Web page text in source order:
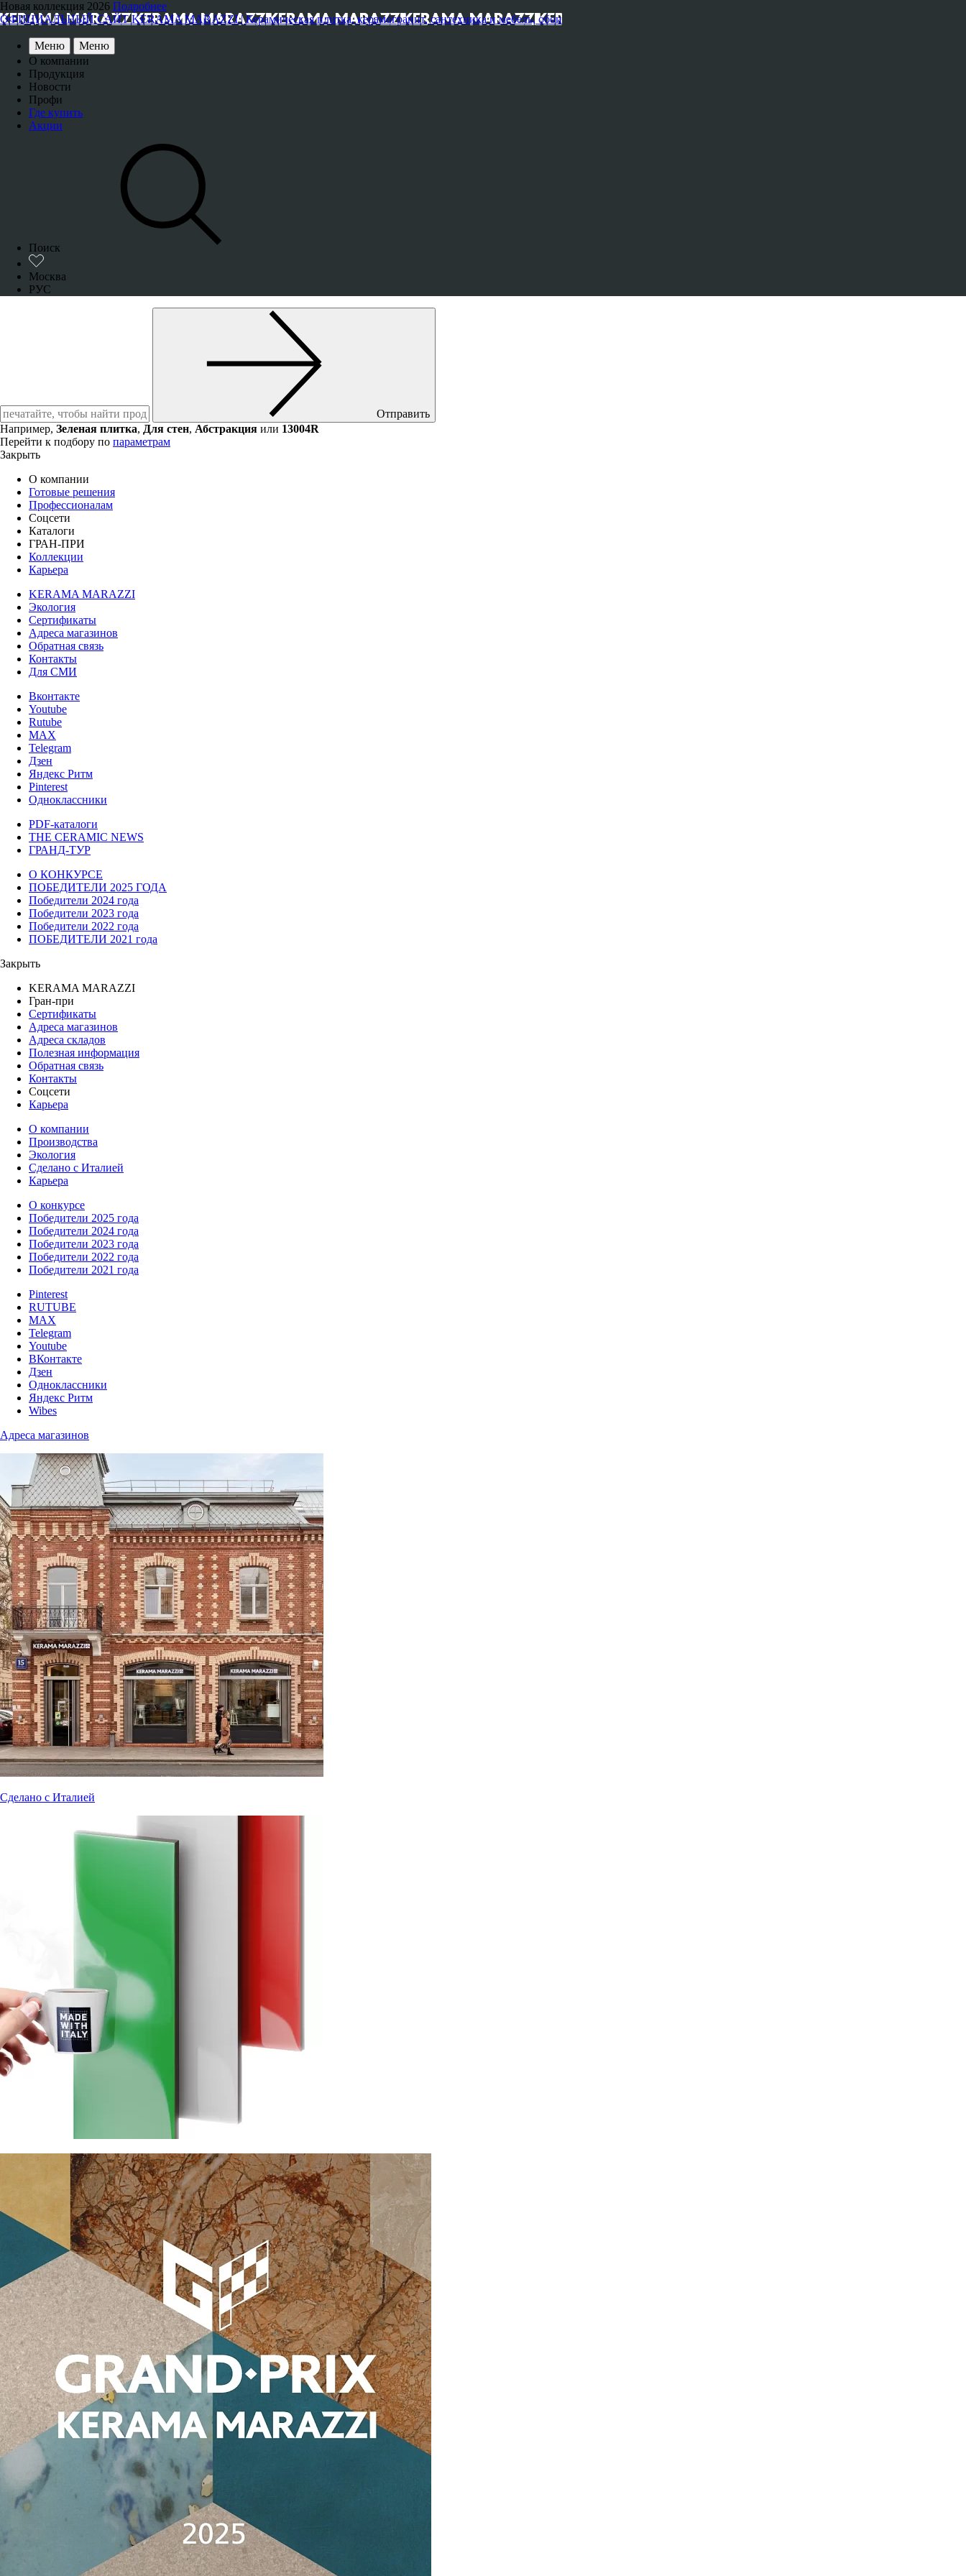
Новая коллекция 2026 Подробнее
ОФИЦИАЛЬНЫЙ САЙТ KERAMA MARAZZI | Керамическая плитка, керамогранит, сантехника и мебель, обои
Меню
Меню
О компании
Продукция
Новости
Профи
Где купить
Акции
Поиск
Москва
РУС
Отправить
Например, Зеленая плитка, Для стен, Абстракция или 13004R
Перейти к подбору по параметрам
Закрыть
О компании
Готовые решения
Профессионалам
Соцсети
Каталоги
ГРАН-ПРИ
Коллекции
Карьера
KERAMA MARAZZI
Экология
Сертификаты
Адреса магазинов
Обратная связь
Контакты
Для СМИ
Вконтакте
Youtube
Rutube
MAX
Telegram
Дзен
Яндекс Ритм
Pinterest
Одноклассники
PDF-каталоги
THE CERAMIC NEWS
ГРАНД-ТУР
О КОНКУРСЕ
ПОБЕДИТЕЛИ 2025 ГОДА
Победители 2024 года
Победители 2023 года
Победители 2022 года
ПОБЕДИТЕЛИ 2021 года
Закрыть
KERAMA MARAZZI
Гран-при
Сертификаты
Адреса магазинов
Адреса складов
Полезная информация
Обратная связь
Контакты
Соцсети
Карьера
О компании
Производства
Экология
Сделано с Италией
Карьера
О конкурсе
Победители 2025 года
Победители 2024 года
Победители 2023 года
Победители 2022 года
Победители 2021 года
Pinterest
RUTUBE
MAX
Telegram
Youtube
ВКонтакте
Дзен
Одноклассники
Яндекс Ритм
Wibes
Адреса магазинов
Сделано с Италией